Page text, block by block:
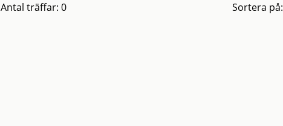
Antal träffar: 0 Sortera på: